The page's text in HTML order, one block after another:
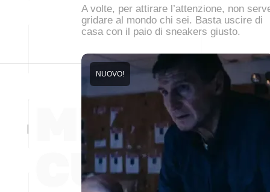
A volte, per attirare l’attenzione, non
gridare al mondo chi sei. Basta uscire di
casa con il paio di sneakers giusto.
NUOVO!